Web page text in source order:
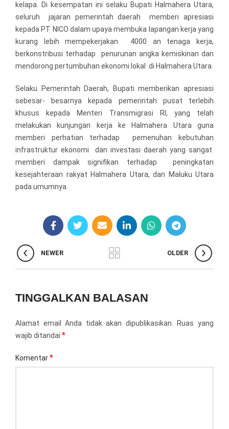
kelapa. Di kesempatan ini selaku Bupati Halmahera Utara,
seluruh jajaran pemerintah daerah memberi apresiasi
kepada PT NICO dalam upaya membuka lapangan kerja yang
kurang lebih mempekerjakan 4000 an tenaga kerja,
berkonstribusi terhadap penurunan angka kemiskinan dan
mendorong pertumbuhan ekonomi lokal di Halmahera Utara.
Selaku Pemerintah Daerah, Bupati memberikan apresiasi
sebesar- besarnya kepada pemerintah pusat terlebih
khusus kepada Menteri Transmigrasi RI, yang telah
melakukan kunjungan kerja ke Halmahera Utara guna
memberi perhatian terhadap pemenuhan kebutuhan
infrastruktur ekonomi dan investasi daerah yang sangat
memberi dampak signifikan terhadap peningkatan
kesejahteraan rakyat Halmahera Utara, dan Maluku Utara
pada umumnya.
NEWER OLDER
TINGGALKAN BALASAN
Alamat email Anda tidak akan dipublikasikan.
Ruas yang
wajib ditandai *
Komentar*